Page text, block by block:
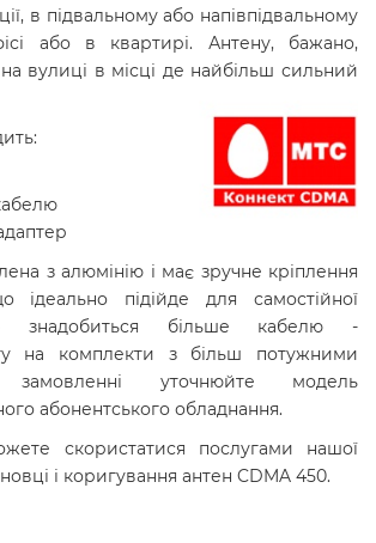
в підвальному або напівпідвальному
або в квартирі. Антену, бажано,
вулиці в місці де найбільш сильний
з алюмінію і має зручне кріплення
ідеально підійде для самостійної
знадобиться більше кабелю -
на комплекти з більш потужними
замовленні уточнюйте модель
абонентського обладнання.
скористатися послугами нашої
і коригування антен CDMA 450.